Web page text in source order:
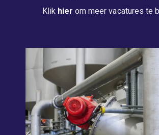
Klik hier om meer vacatures te